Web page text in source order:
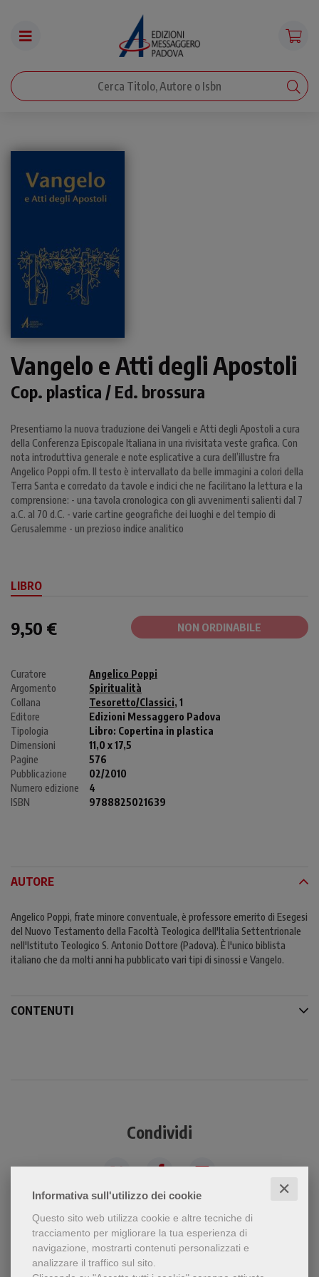
Informativa sull'utilizzo dei cookie ✕
Questo sito web utilizza cookie e altre tecniche di
tracciamento per migliorare la tua esperienza di
navigazione, mostrarti contenuti personalizzati e
analizzare il traffico sul sito.
Vangelo e Atti degli Apostoli
Cop. plastica / Ed. brossura
Presentiamo la nuova traduzione dei Vangeli e Atti degli Apostoli a cura
della Conferenza Episcopale Italiana in una rivisitata veste grafica. Con
nota introduttiva generale e note esplicative a cura dell’illustre fra
Angelico Poppi ofm. Il testo è intervallato da belle immagini a colori della
Terra Santa e corredato da tavole e indici che ne facilitano la lettura e la
comprensione: - una tavola cronologica con gli avvenimenti salienti dal 7
a.C. al 70 d.C. - varie cartine geografiche dei luoghi e del tempio di
Gerusalemme - un prezioso indice analitico
LIBRO
9,50 € NON ORDINABILE
Curatore
Angelico Poppi
Argomento
Spiritualità
Collana
Tesoretto/Classici, 1
Editore
Edizioni Messaggero Padova
Tipologia
Libro: Copertina in plastica
Dimensioni
11,0 x 17,5
Pagine
576
Pubblicazione
02/2010
Numero edizione
4
ISBN
9788825021639
AUTORE
Angelico Poppi, frate minore conventuale, è professore emerito di Esegesi
del Nuovo Testamento della Facoltà Teologica dell'Italia Settentrionale
nell'Istituto Teologico S. Antonio Dottore (Padova). È l'unico biblista
italiano che da molti anni ha pubblicato vari tipi di sinossi e Vangelo.
CONTENUTI
Condividi
Chi ha visto questo prodotto